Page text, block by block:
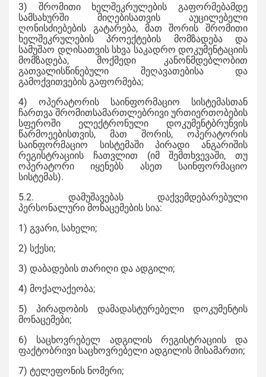
3) შრომითი ხელშეკრულების გაფორმებამდე
სამსახურში მიღებისათვის აუცილებელი
ღონისძიებების გატარება, მათ შორის შრომითი
ხელშეკრულების პროექტების მომზადება და
სამუშაო დღისათვის სხვა საკადრო დოკუმენტაციის
მომზადება, მოქმედი კანონმდებლობით
გათვალისწინებული შეღავათებისა და
გამოქვითვების გაფორმება;
4) ოპერატორის საინფორმაციო სისტემასთან
ჩართვა შრომითსამართლებრივი ურთიერთობების
სფეროში ელექტრონული დოკუმენტბრუნვის
წარმოეებისთვის, მათ შორის, ოპერატორის
საინფორმაციო სისტემაში პირადი ანგარიშის
რეგისტრაციის ჩათვლით (იმ შემთხვევაში, თუ
ოპერატორი იყენებს ასეთ საინფორმაციო
სისტემას).
5.2. დამუშავებას დაქვემდებარებული
პერსონალური მონაცემების სია:
1) გვარი, სახელი;
2) სქესი;
3) დაბადების თარიღი და ადგილი;
4) მოქალაქეობა;
5) პირადობის დამადასტურებელი დოკუმენტის
მონაცემები;
6) საცხოვრებელ ადგილის რეგისტრაციის და
ფაქტობრივი საცხოვრებელი ადგილის მისამართი;
7) ტელეფონის ნომერი;